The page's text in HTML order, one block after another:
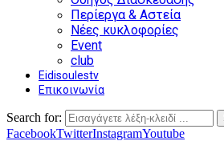
Περίεργα & Αστεία
Νέες κυκλοφορίες
Event
club
Eidisoulestv
Επικοινωνία
Search for:
FacebookTwitterInstagramYoutube